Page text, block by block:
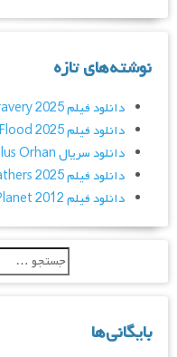
نوشته‌های تازه
دانلود فیلم A Time for Bravery 2025
دانلود فیلم The Great Flood 2025
دانلود سریال Kurulus Orhan
دانلود فیلم The Thing with Feathers 2025
دانلود فیلم Adventure Planet 2012
بایگانی‌ها